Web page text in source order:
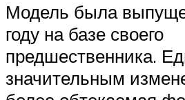
Модель была
году на базе своего
предшественника.
значительным